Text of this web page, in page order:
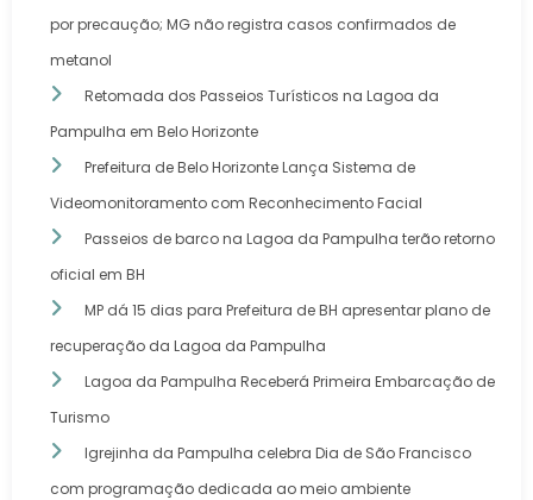
por precaução; MG não registra casos confirmados de
metanol
Retomada dos Passeios Turísticos na Lagoa da
Pampulha em Belo Horizonte
Prefeitura de Belo Horizonte Lança Sistema de
Videomonitoramento com Reconhecimento Facial
Passeios de barco na Lagoa da Pampulha terão retorno
oficial em BH
MP dá 15 dias para Prefeitura de BH apresentar plano de
recuperação da Lagoa da Pampulha
Lagoa da Pampulha Receberá Primeira Embarcação de
Turismo
Igrejinha da Pampulha celebra Dia de São Francisco
com programação dedicada ao meio ambiente